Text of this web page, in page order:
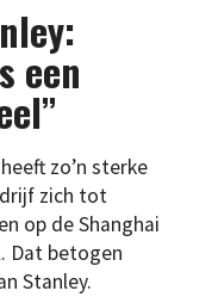
een
zo’n sterke
zich tot
op de Shanghai
Dat betogen
Stanley.